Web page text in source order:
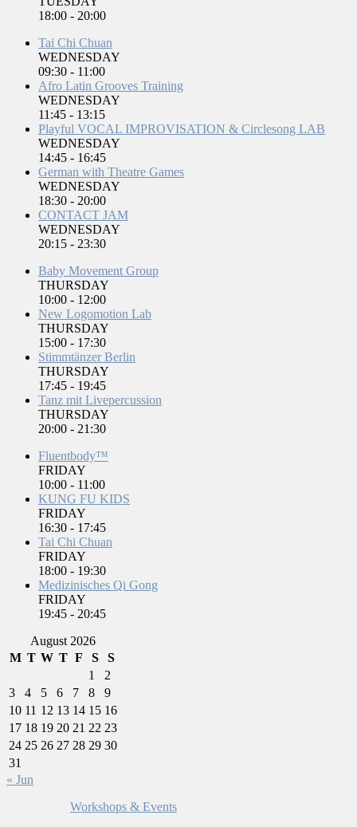
18:00 - 20:00
Tai Chi Chuan
WEDNESDAY
09:30 - 11:00
Afro Latin Grooves Training
WEDNESDAY
11:45 - 13:15
Playful VOCAL IMPROVISATION & Circlesong LAB
WEDNESDAY
14:45 - 16:45
German with Theatre Games
WEDNESDAY
18:30 - 20:00
CONTACT JAM
WEDNESDAY
20:15 - 23:30
Baby Movement Group
THURSDAY
10:00 - 12:00
New Logomotion Lab
THURSDAY
15:00 - 17:30
Stimmtänzer Berlin
THURSDAY
17:45 - 19:45
Tanz mit Livepercussion
THURSDAY
20:00 - 21:30
Fluentbody™
FRIDAY
10:00 - 11:00
KUNG FU KIDS
FRIDAY
16:30 - 17:45
Tai Chi Chuan
FRIDAY
18:00 - 19:30
Medizinisches Qi Gong
FRIDAY
19:45 - 20:45
August 2026
M T W T F S
S
1
2
3
4 5 6 7 8
9
10 11 12 13 14 15 16
17 18 19 20 21 22 23
24 25 26 27 28 29 30
31
« Jun
Workshops & Events